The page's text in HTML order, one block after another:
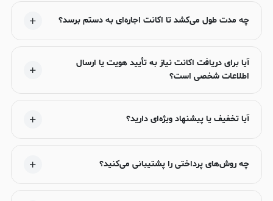
چه مدت طول می‌کشد تا اکانت اجاره‌ای به دستم برسد؟
آیا برای دریافت اکانت نیاز به تأیید هویت یا ارسال
اطلاعات شخصی است؟
آیا تخفیف یا پیشنهاد ویژه‌ای دارید؟
چه روش‌های پرداختی را پشتیبانی می‌کنید؟